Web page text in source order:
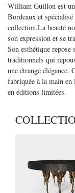
William Guillon est
Bordeaux et
collection.La beauté
son expression et se
Son esthétique
traditionnels qui
une étrange
fabriquée à la main en
en éditions limitées.